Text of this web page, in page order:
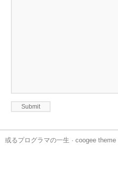
或るプログラマの一生 · coogee theme